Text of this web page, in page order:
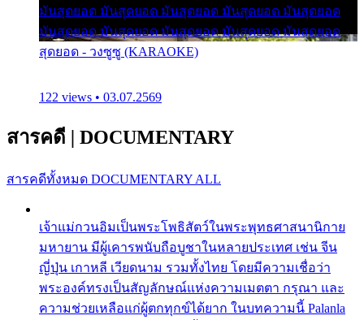
มันสุดยอด มันสุดยอด มันสุดยอด มันสุดยอด มันสุดยอด
มันสุดยอด มันสุดยอด มันสุดยอด มันสุดยอด มันสุดยอด
สุดยอด - วงซูซู (KARAOKE)
122 views • 03.07.2569
สารคดี | DOCUMENTARY
สารคดีทั้งหมด DOCUMENTARY ALL
เจ้าแม่กวนอิมเป็นพระโพธิสัตว์ในพระพุทธศาสนานิกาย
มหายาน มีผู้เคารพนับถือบูชาในหลายประเทศ เช่น จีน
ญี่ปุ่น เกาหลี เวียดนาม รวมทั้งไทย โดยมีความเชื่อว่า
พระองค์ทรงเป็นสัญลักษณ์แห่งความเมตตา กรุณา และ
ความช่วยเหลือแก่ผู้ตกทุกข์ได้ยาก ในบทความนี้ Palanla